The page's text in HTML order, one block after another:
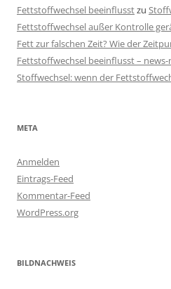
Fettstoffwechsel beeinflusstzu
Fettstoffwechsel außer Kontrolle
Fett zur falschen Zeit? Wie der
Fettstoffwechsel beeinflusst –
Stoffwechsel: wenn der
META
Anmelden
Eintrags-Feed
Kommentar-Feed
WordPress.org
BILDNACHWEIS